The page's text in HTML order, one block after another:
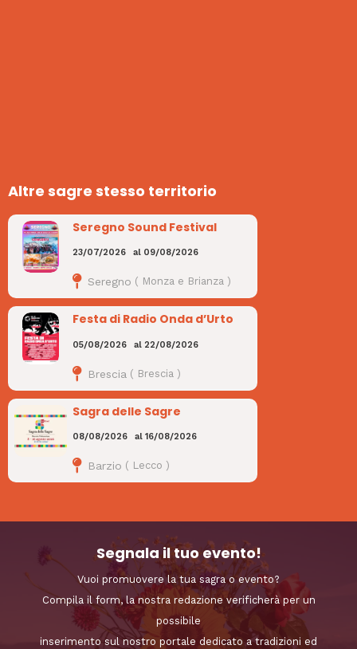
Altre sagre stesso territorio
Seregno Sound Festival
23/07/2026 al 09/08/2026
Seregno ( Monza e Brianza)
Festa di Radio Onda d’Urto
05/08/2026 al 22/08/2026
Brescia ( Brescia )
Sagra delle Sagre
08/08/2026 al 16/08/2026
Barzio ( Lecco )
Segnala il tuo evento!
Vuoi promuovere la tua sagra o evento?
Compila il form, la nostra redazione verificherà per un
possibile
inserimento sul nostro portale dedicato a tradizioni ed